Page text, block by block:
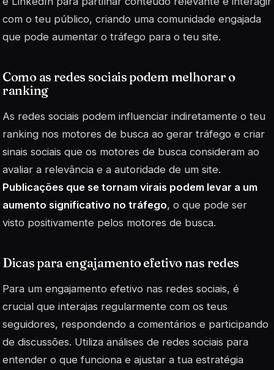
com o teu público, criando uma comunidade engajada
que pode aumentar o tráfego para o teu site.
Como as redes sociais podem melhorar o
ranking
As redes sociais podem influenciar indiretamente o teu
ranking nos motores de busca ao gerar tráfego e criar
sinais sociais que os motores de busca consideram ao
avaliar a relevância e a autoridade de um site.
Publicações que se tornam virais podem levar a um
aumento significativo no tráfego, o que pode ser
visto positivamente pelos motores de busca.
Dicas para engajamento efetivo nas redes
Para um engajamento efetivo nas redes sociais, é
crucial que interajas regularmente com os teus
seguidores, respondendo a comentários e participando
de discussões. Utiliza análises de redes sociais para
entender o que funciona e ajustar a tua estratégia